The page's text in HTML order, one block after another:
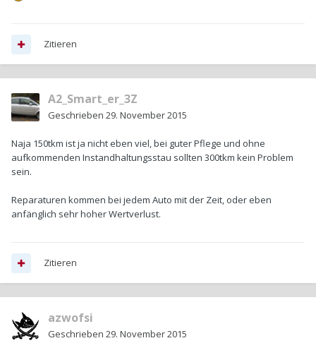
Zitieren
A2_Smart_er_3Z
Geschrieben 29. November 2015
Naja 150tkm ist ja nicht eben viel, bei guter Pflege und ohne
aufkommenden Instandhaltungsstau sollten 300tkm kein Problem
sein.
Reparaturen kommen bei jedem Auto mit der Zeit, oder eben
anfänglich sehr hoher Wertverlust.
Zitieren
azwofsi
Geschrieben 29. November 2015